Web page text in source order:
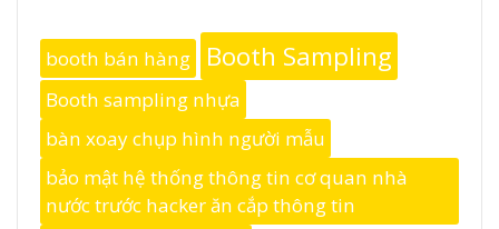
booth bán hàng Booth Sampling
Booth sampling nhựa
bàn xoay chụp hình người mẫu
bảo mật hệ thống thông tin cơ quan nhà
nước trước hacker ăn cắp thông tin